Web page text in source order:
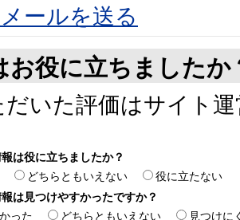
ールを送る
お役に立ちましたか
だいた評価はサイト
は役に立ちましたか？
どちらともいえない
役に立たない
は見つけやすかったですか？
った どちらともいえない 見つけに